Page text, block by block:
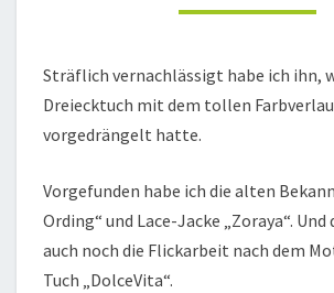
Sträflich vernachlässigt habe ich ihn,
Dreiecktuch mit dem tollen
vorgedrängelt hatte.
Vorgefunden habe ich die alten
Ording“ und Lace-Jacke „Zoraya“.
auch noch die Flickarbeit nach dem
Tuch „DolceVita“.